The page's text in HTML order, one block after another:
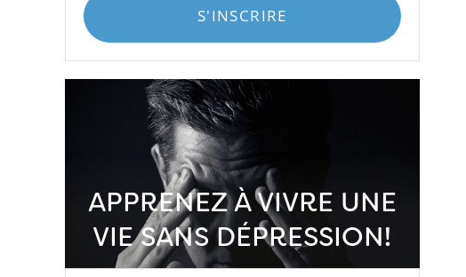
S'INSCRIRE
APPRENEZ À VIVRE UNE
VIE SANS DÉPRESSION!